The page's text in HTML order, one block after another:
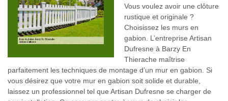
Vous voulez avoir une clôture
rustique et originale ?
Choisissez les murs en
gabion. L’entreprise Artisan
Dufresne à Barzy En
Thierache maîtrise
parfaitement les techniques de montage d’un mur en gabion. Si
vous désirez que votre mur en gabion soit solide et durable,
laissez un professionnel tel que Artisan Dufresne se charger de